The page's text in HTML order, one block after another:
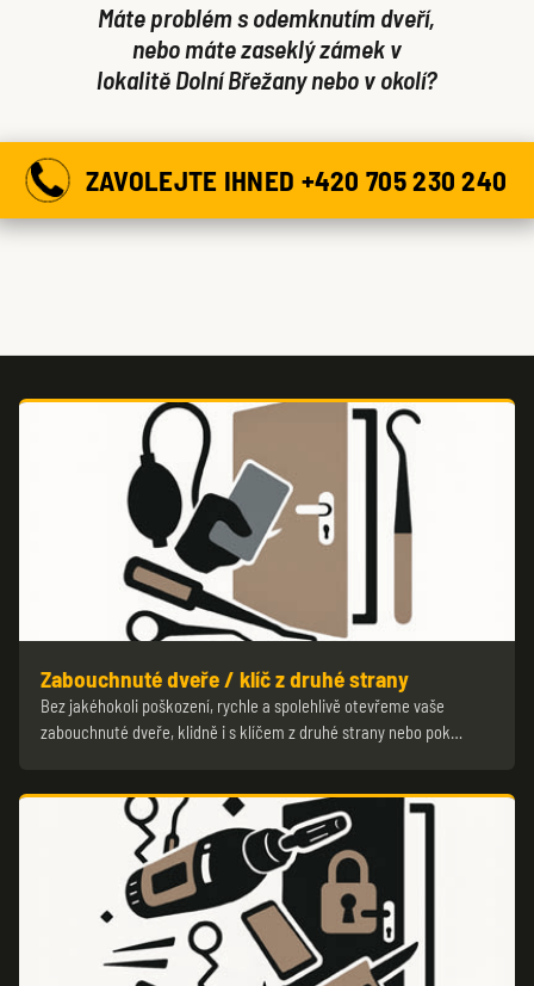
Máte problém s odemknutím dveří,
nebo máte zaseklý zámek v
lokalitě Dolní Břežany nebo v okolí?
ZAVOLEJTE IHNED +420 705 230 240
Zabouchnuté dveře / klíč z druhé strany
Bez jakéhokoli poškození, rychle a spolehlivě otevřeme vaše
zabouchnuté dveře, klidně i s klíčem z druhé strany nebo pok…